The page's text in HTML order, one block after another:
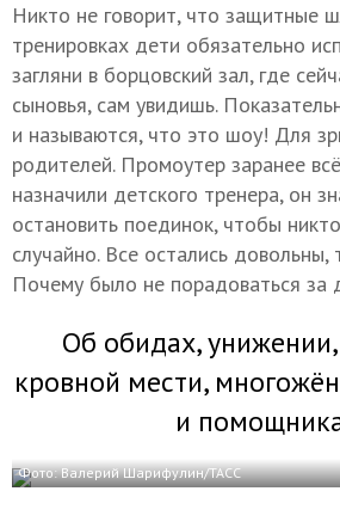
Никто не говорит, что защитные
тренировках дети обязательно
загляни в борцовский зал, где
сыновья, сам увидишь.
и называются, что это шоу! Для
родителей. Промоутер заранее
назначили детского тренера, он
остановить поединок, чтобы
случайно. Все остались
Почему было не порадоваться за
Об обидах,
кровной мести,
и
Фото: Валерий Шарифулин/ТАСС